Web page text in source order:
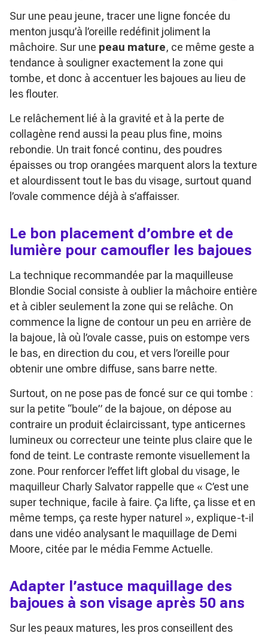
Sur une peau jeune, tracer une ligne foncée du
menton jusqu’à l’oreille redéfinit joliment la
mâchoire. Sur une peau mature, ce même geste a
tendance à souligner exactement la zone qui
tombe, et donc à accentuer les bajoues au lieu de
les flouter.
Le relâchement lié à la gravité et à la perte de
collagène rend aussi la peau plus fine, moins
rebondie. Un trait foncé continu, des poudres
épaisses ou trop orangées marquent alors la texture
et alourdissent tout le bas du visage, surtout quand
l’ovale commence déjà à s’affaisser.
Le bon placement d’ombre et de
lumière pour camoufler les bajoues
La technique recommandée par la maquilleuse
Blondie Social consiste à oublier la mâchoire entière
et à cibler seulement la zone qui se relâche. On
commence la ligne de contour un peu en arrière de
la bajoue, là où l’ovale casse, puis on estompe vers
le bas, en direction du cou, et vers l’oreille pour
obtenir une ombre diffuse, sans barre nette.
Surtout, on ne pose pas de foncé sur ce qui tombe :
sur la petite “boule” de la bajoue, on dépose au
contraire un produit éclaircissant, type anticernes
lumineux ou correcteur une teinte plus claire que le
fond de teint. Le contraste remonte visuellement la
zone. Pour renforcer l’effet lift global du visage, le
maquilleur Charly Salvator rappelle que « C’est une
super technique, facile à faire. Ça lifte, ça lisse et en
même temps, ça reste hyper naturel », explique-t-il
dans une vidéo analysant le maquillage de Demi
Moore, citée par le média Femme Actuelle.
Adapter l’astuce maquillage des
bajoues à son visage après 50 ans
Sur les peaux matures, les pros conseillent des